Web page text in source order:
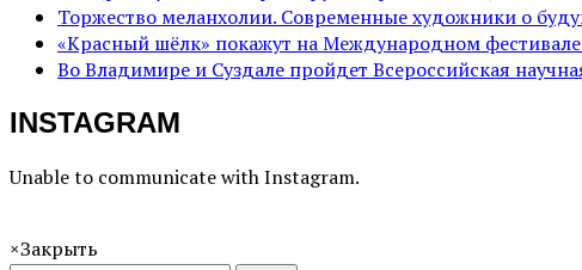
Торжество меланхолии. Современные художники о
«Красный шёлк» покажут на Международном
Во Владимире и Суздале пройдет Всероссийская
INSTAGRAM
Unable to communicate with Instagram.
×Закрыть